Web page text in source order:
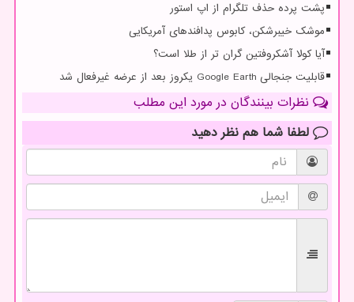
پشت پرده حذف تلگرام از اپ استور
موشک خیبرشکن، کابوس پدافندهای آمریکایی
آیا کولا آشکروفتین گران تر از طلا است؟
قابلیت جنجالی Google Earth یکروز بعد از عرضه غیرفعال شد
نظرات بینندگان در مورد این مطلب
لطفا شما هم نظر دهید